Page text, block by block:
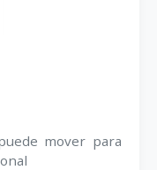
mover para